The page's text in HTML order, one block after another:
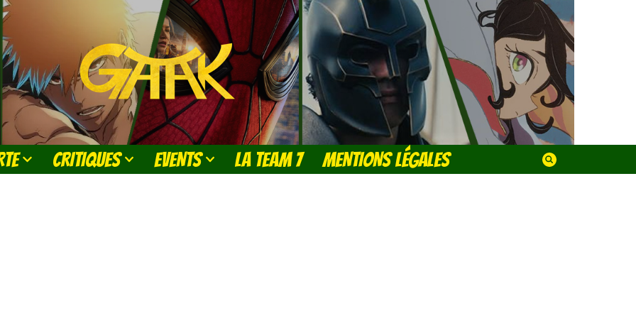
CRITIQUES EVENTS LA TEAM 7 MENTIONS LÉGALES